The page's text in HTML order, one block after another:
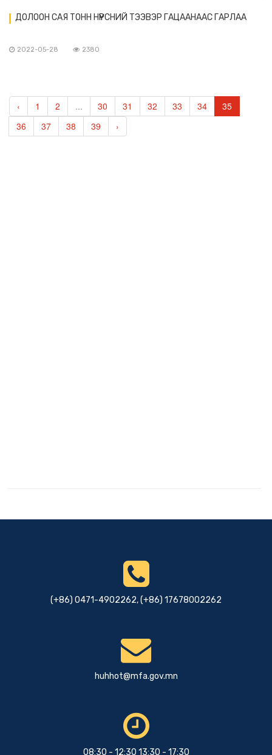
ДОЛООН САЯ ТОНН НҮҮРСНИЙ ТЭЭВЭР ГАЦААНААС ГАРЛАА
2022-05-28 2380
‹ 1 2 ... 30 31 32 33 34
35
36
37 38 39 ›
(+86) 0471-4902262, (+86) 17678002262
huhhot@mfa.gov.mn
08:30 - 12:30 13:30 - 17:30